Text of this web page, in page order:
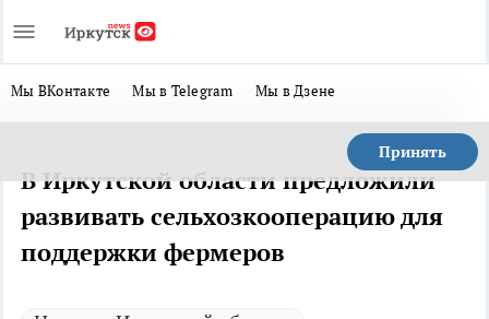
Мы ВКонтакте Мы в Telegram Мы в Дзене
Принять
В Иркутской области предложили
развивать сельхозкооперацию для
поддержки фермеров